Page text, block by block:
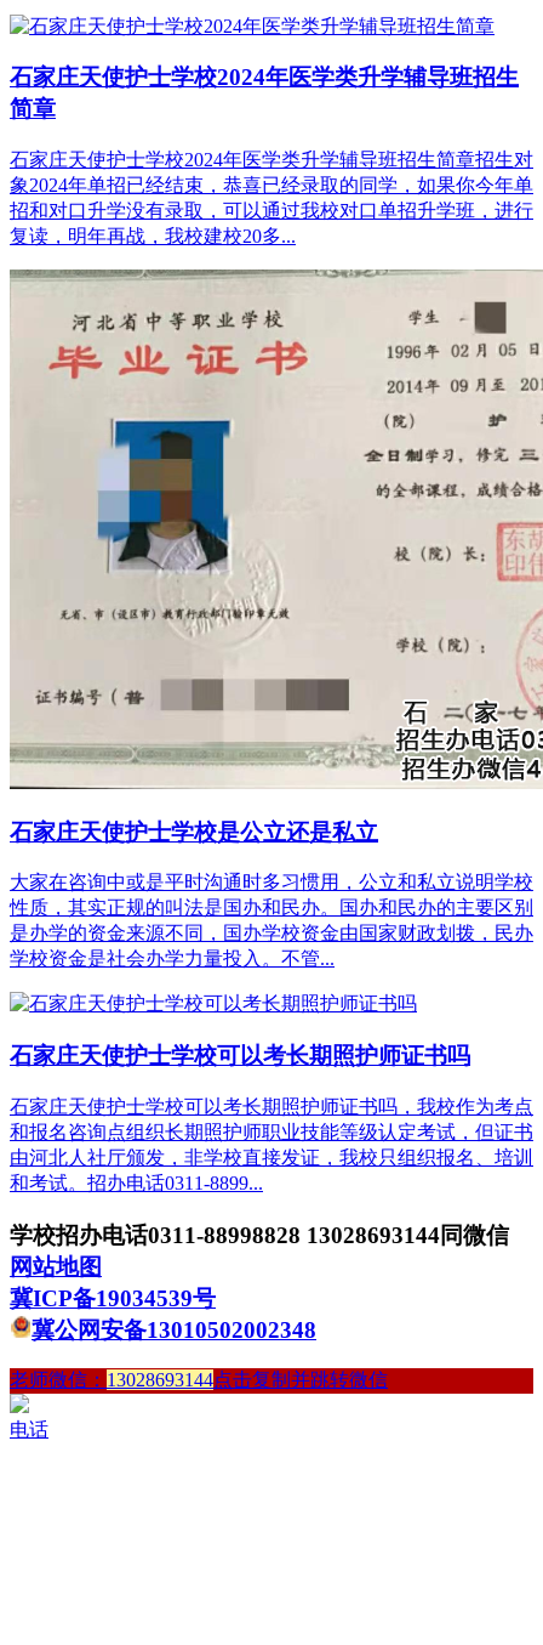
石家庄天使护士学校2024年医学类升学辅导班招生
简章
石家庄天使护士学校2024年医学类升学辅导班招生简章招生对
象2024年单招已经结束，恭喜已经录取的同学，如果你今年单
招和对口升学没有录取，可以通过我校对口单招升学班，进行
复读，明年再战，我校建校20多...
石家庄天使护士学校是公立还是私立
大家在咨询中或是平时沟通时多习惯用，公立和私立说明学校
性质，其实正规的叫法是国办和民办。国办和民办的主要区别
是办学的资金来源不同，国办学校资金由国家财政划拨，民办
学校资金是社会办学力量投入。不管...
石家庄天使护士学校可以考长期照护师证书吗
石家庄天使护士学校可以考长期照护师证书吗，我校作为考点
和报名咨询点组织长期照护师职业技能等级认定考试‌，但证书
由‌河北人社厅颁发，非学校直接发证，我校只组织报名、培训
和考试。招办电话0311-8899...
学校招办电话0311-88998828 13028693144同微信
网站地图
冀ICP备19034539号
冀公网安备13010502002348
老师微信： 13028693144点击复制并跳转微信
电话